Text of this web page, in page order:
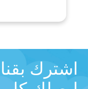
اشترك